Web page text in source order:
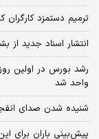
ترمیم دستمزد کارگران
انتشار اسناد جدید از
واحد شد
شنیده شدن صدای
پیش‌بینی باران برای